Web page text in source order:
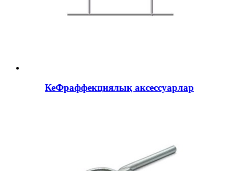
КеФраффекциялық аксессуарлар